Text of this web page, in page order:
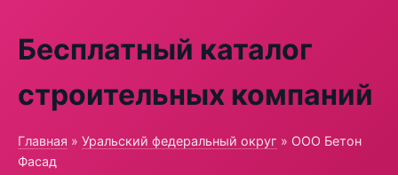
Бесплатный каталог
строительных компаний
Главная » Уральский федеральный округ » ООО Бетон
Фасад